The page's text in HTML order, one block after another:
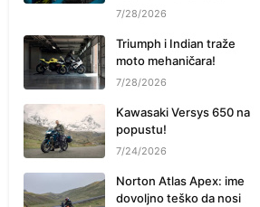
7/28/2026
Triumph i Indian traže
moto mehaničara!
7/28/2026
Kawasaki Versys 650 na
popustu!
7/24/2026
Norton Atlas Apex: ime
dovoljno teško da nosi